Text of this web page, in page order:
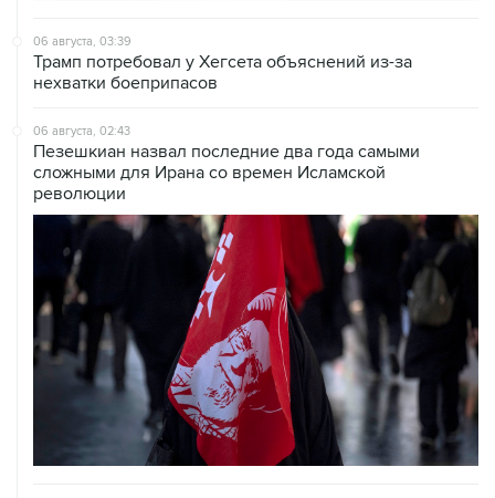
06 августа, 03:39
Трамп потребовал у Хегсета объяснений из-за
нехватки боеприпасов
06 августа, 02:43
Пезешкиан назвал последние два года самыми
сложными для Ирана со времен Исламской
революции